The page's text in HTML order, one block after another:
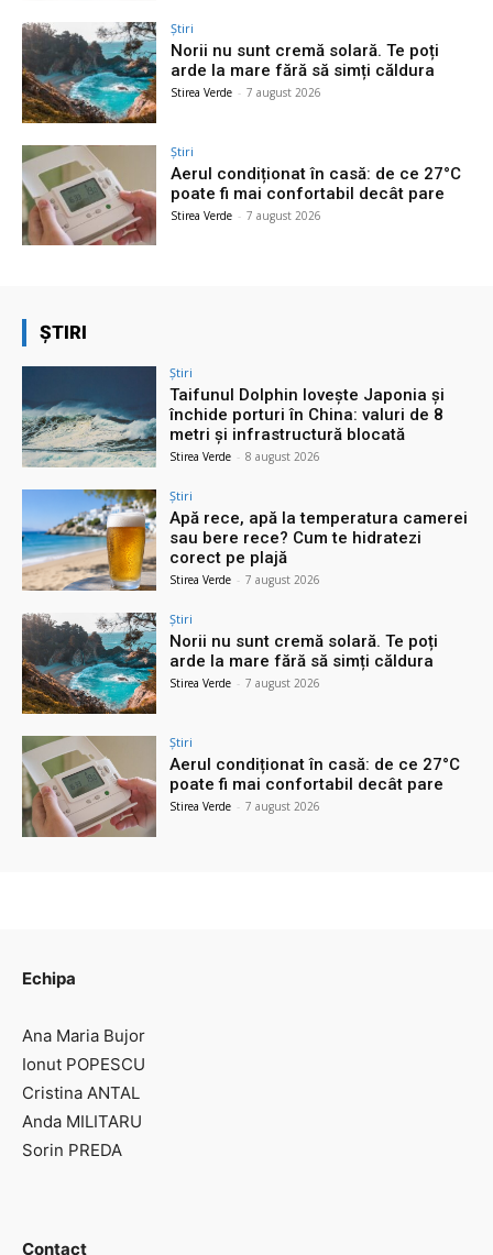
Știri
Norii nu sunt cremă solară. Te poți
arde la mare fără să simți căldura
Stirea Verde - 7 august 2026
Știri
Aerul condiționat în casă: de ce 27°C
poate fi mai confortabil decât pare
Stirea Verde - 7 august 2026
ȘTIRI
Știri
Taifunul Dolphin lovește Japonia și
închide porturi în China: valuri de 8
metri și infrastructură blocată
Stirea Verde - 8 august 2026
Știri
Apă rece, apă la temperatura camerei
sau bere rece? Cum te hidratezi
corect pe plajă
Stirea Verde - 7 august 2026
Știri
Norii nu sunt cremă solară. Te poți
arde la mare fără să simți căldura
Stirea Verde - 7 august 2026
Știri
Aerul condiționat în casă: de ce 27°C
poate fi mai confortabil decât pare
Stirea Verde - 7 august 2026
Echipa
Ana Maria Bujor
Ionut POPESCU
Cristina ANTAL
Anda MILITARU
Sorin PREDA
Contact